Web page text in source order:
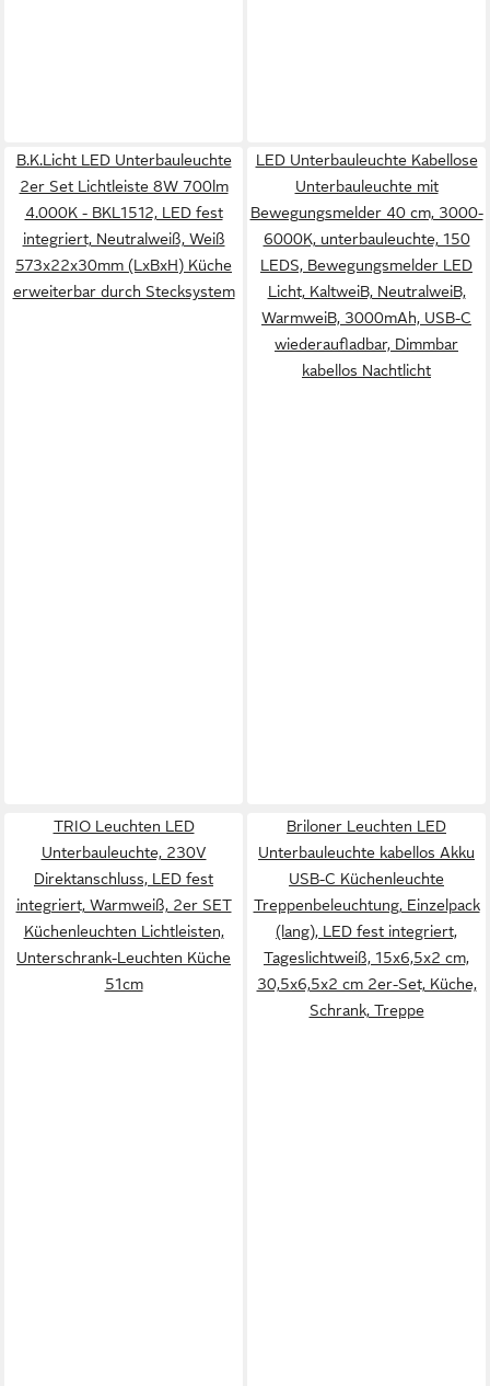
B.K.Licht LED Unterbauleuchte
2er Set Lichtleiste 8W 700lm
4.000K - BKL1512, LED fest
integriert, Neutralweiß, Weiß
573x22x30mm (LxBxH) Küche
erweiterbar durch Stecksystem
LED Unterbauleuchte Kabellose
Unterbauleuchte mit
Bewegungsmelder 40 cm, 3000-
6000K, unterbauleuchte, 150
LEDS, Bewegungsmelder LED
Licht, KaltweiB, NeutralweiB,
WarmweiB, 3000mAh, USB-C
wiederaufladbar, Dimmbar
kabellos Nachtlicht
TRIO Leuchten LED
Unterbauleuchte, 230V
Direktanschluss, LED fest
integriert, Warmweiß, 2er SET
Küchenleuchten Lichtleisten,
Unterschrank-Leuchten Küche
51cm
Briloner Leuchten LED
Unterbauleuchte kabellos Akku
USB-C Küchenleuchte
Treppenbeleuchtung, Einzelpack
(lang), LED fest integriert,
Tageslichtweiß, 15x6,5x2 cm,
30,5x6,5x2 cm 2er-Set, Küche,
Schrank, Treppe